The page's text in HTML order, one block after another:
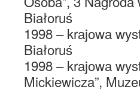
Białoruś
1998 – krajowa
Białoruś
1998 – krajowa
Mickiewicza”,